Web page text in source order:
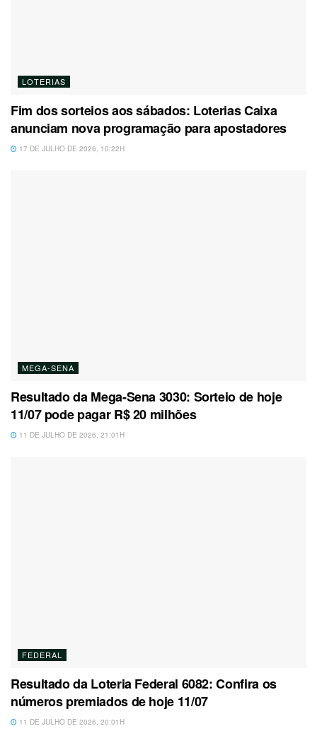
LOTERIAS
Fim dos sorteios aos sábados: Loterias Caixa
anunciam nova programação para apostadores
17 DE JULHO DE 2026, 10:22H
MEGA-SENA
Resultado da Mega-Sena 3030: Sorteio de hoje
11/07 pode pagar R$ 20 milhões
11 DE JULHO DE 2026, 21:01H
FEDERAL
Resultado da Loteria Federal 6082: Confira os
números premiados de hoje 11/07
11 DE JULHO DE 2026, 20:01H